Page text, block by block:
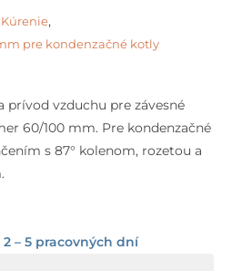
Kúrenie,
pre kondenzačné kotly
prívod vzduchu pre závesné
60/100 mm. Pre kondenzačné
s 87° kolenom, rozetou a
– 5 pracovných dní